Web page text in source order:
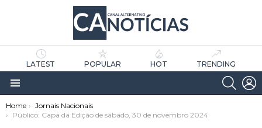
LATEST POPULAR HOT TRENDING
Menu
You are here:
Home
Jornais Nacionais
Público: Capa da Edição de sábado, 30 de novembro 2024